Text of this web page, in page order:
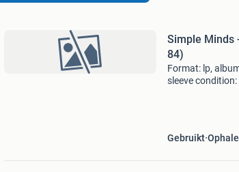
Simple Minds
84)
Format: lp,
sleeve
Gebruikt